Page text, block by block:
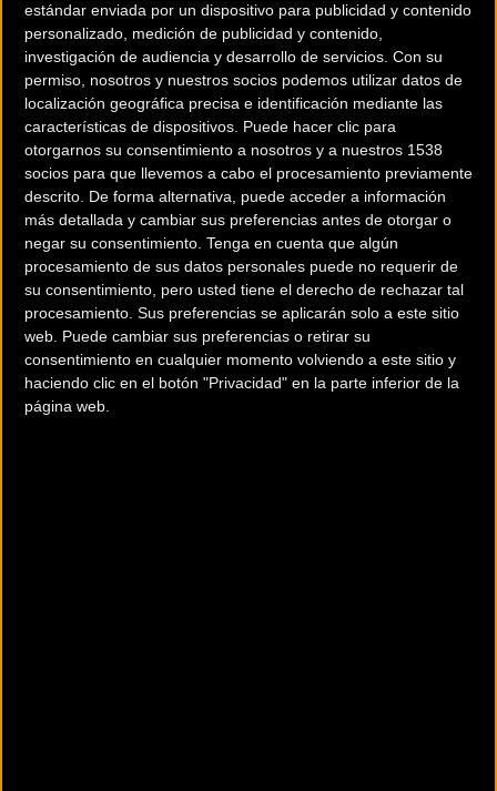
estándar enviada por un dispositivo para publicidad y contenido
personalizado, medición de publicidad y contenido,
investigación de audiencia y desarrollo de servicios. Con su
permiso, nosotros y nuestros socios podemos utilizar datos de
localización geográfica precisa e identificación mediante las
características de dispositivos. Puede hacer clic para
otorgarnos su consentimiento a nosotros y a nuestros 1538
socios para que llevemos a cabo el procesamiento previamente
descrito. De forma alternativa, puede acceder a información
más detallada y cambiar sus preferencias antes de otorgar o
negar su consentimiento. Tenga en cuenta que algún
procesamiento de sus datos personales puede no requerir de
su consentimiento, pero usted tiene el derecho de rechazar tal
procesamiento. Sus preferencias se aplicarán solo a este sitio
web. Puede cambiar sus preferencias o retirar su
consentimiento en cualquier momento volviendo a este sitio y
haciendo clic en el botón "Privacidad" en la parte inferior de la
página web.
última generación que permite cuidar cada detalle de nuestras
prendas para que el deportista obtenga el máximo confort y
rendimiento con ellas.
Dónde se encuentra
CALLE DINAMARCA, NUM. 70, PLANTA 3, PUERTA B 08303
Mataró (Barcelona). España
Contactar con la entidad
935 36 36 01
RRSS de la entidad